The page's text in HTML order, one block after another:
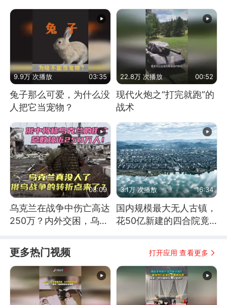
始？
料能跑几十年
9.9万 次播放 03:35
兔子那么可爱，为什么没
人把它当宠物？
22.8万 次播放 00:52
现代火炮之“打完就跑”的
战术
08:09
乌克兰在战争中伤亡高达
250万？内外交困，乌克
3.1万 次播放 16:34
国内规模最大无人古镇，
花50亿新建的四合院竟
更多热门视频 打开应用 查看更多